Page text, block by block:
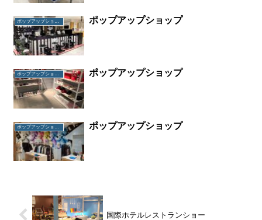
ポップアップショップ ポップアップショップ
ポップアップショップ ポップアップショップ
ポップアップショップ ポップアップショップ
国際ホテルレストランショー